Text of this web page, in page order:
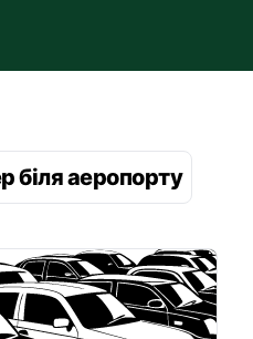
біля аеропорту